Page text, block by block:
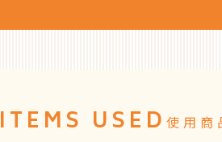
ITEMS USED 使用商